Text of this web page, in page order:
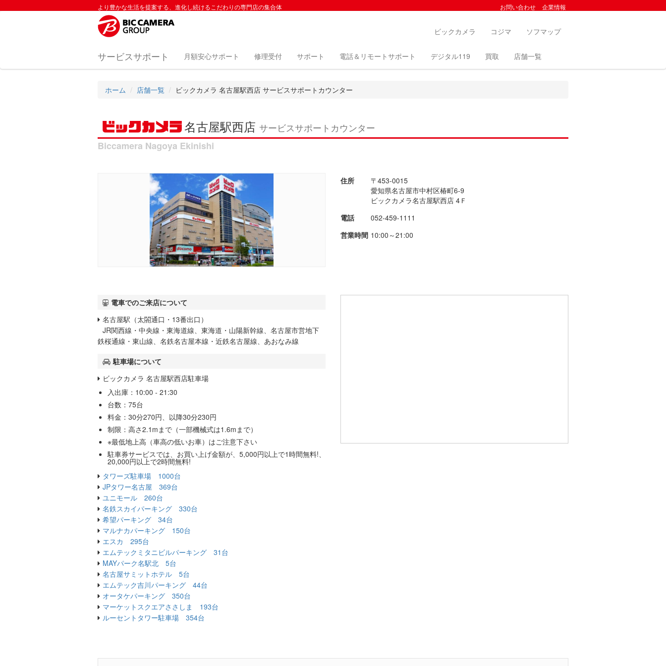
より豊かな生活を提案する、進化し続けるこだわりの専門店の集合体 お問い合わせ 企業情報
ビックカメラ コジマ ソフマップ
サービスサポート 月額安心サポート 修理受付 サポート 電話＆リモートサポート デジタル119 買取 店舗一覧
ホーム 店舗一覧 ビックカメラ 名古屋駅西店 サービスサポートカウンター
名古屋駅西店 サービスサポートカウンター
Biccamera Nagoya Ekinishi
住所
〒453-0015
愛知県名古屋市中村区椿町6-9
ビックカメラ名古屋駅西店 4Ｆ
電話
052-459-1111
営業時間 10:00～21:00
電車でのご来店について
名古屋駅（太閤通口・13番出口）
JR関西線・中央線・東海道線、東海道・山陽新幹線、名古屋市営地下
鉄桜通線・東山線、名鉄名古屋本線・近鉄名古屋線、あおなみ線
駐車場について
ビックカメラ 名古屋駅西店駐車場
入出庫：10:00 - 21:30
台数：75台
料金：30分270円、以降30分230円
制限：高さ2.1mまで（一部機械式は1.6mまで）
※最低地上高（車高の低いお車）はご注意下さい
駐車券サービスでは、お買い上げ金額が、5,000円以上で1時間無料!、
20,000円以上で2時間無料!
タワーズ駐車場 1000台
JPタワー名古屋 369台
ユニモール 260台
名鉄スカイパーキング 330台
希望パーキング 34台
マルナカパーキング 150台
エスカ 295台
エムテックミタニビルパーキング 31台
MAYパーク名駅北 5台
名古屋サミットホテル 5台
エムテック吉川パーキング 44台
オータケパーキング 350台
マーケットスクエアささしま 193台
ルーセントタワー駐車場 354台